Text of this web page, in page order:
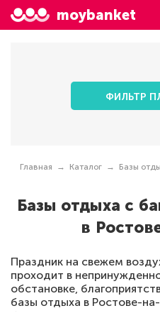
moybanket
ФИЛЬТР
Главная Каталог Базы
Базы отдыха с
в
Праздник на свежем
проходит в
обстановке,
базы отдыха в Ростове-